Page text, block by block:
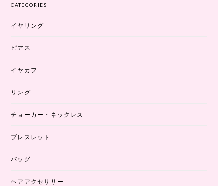
CATEGORIES
イヤリング
ピアス
イヤカフ
リング
チョーカー・ネックレス
ブレスレット
バッグ
ヘアアクセサリー